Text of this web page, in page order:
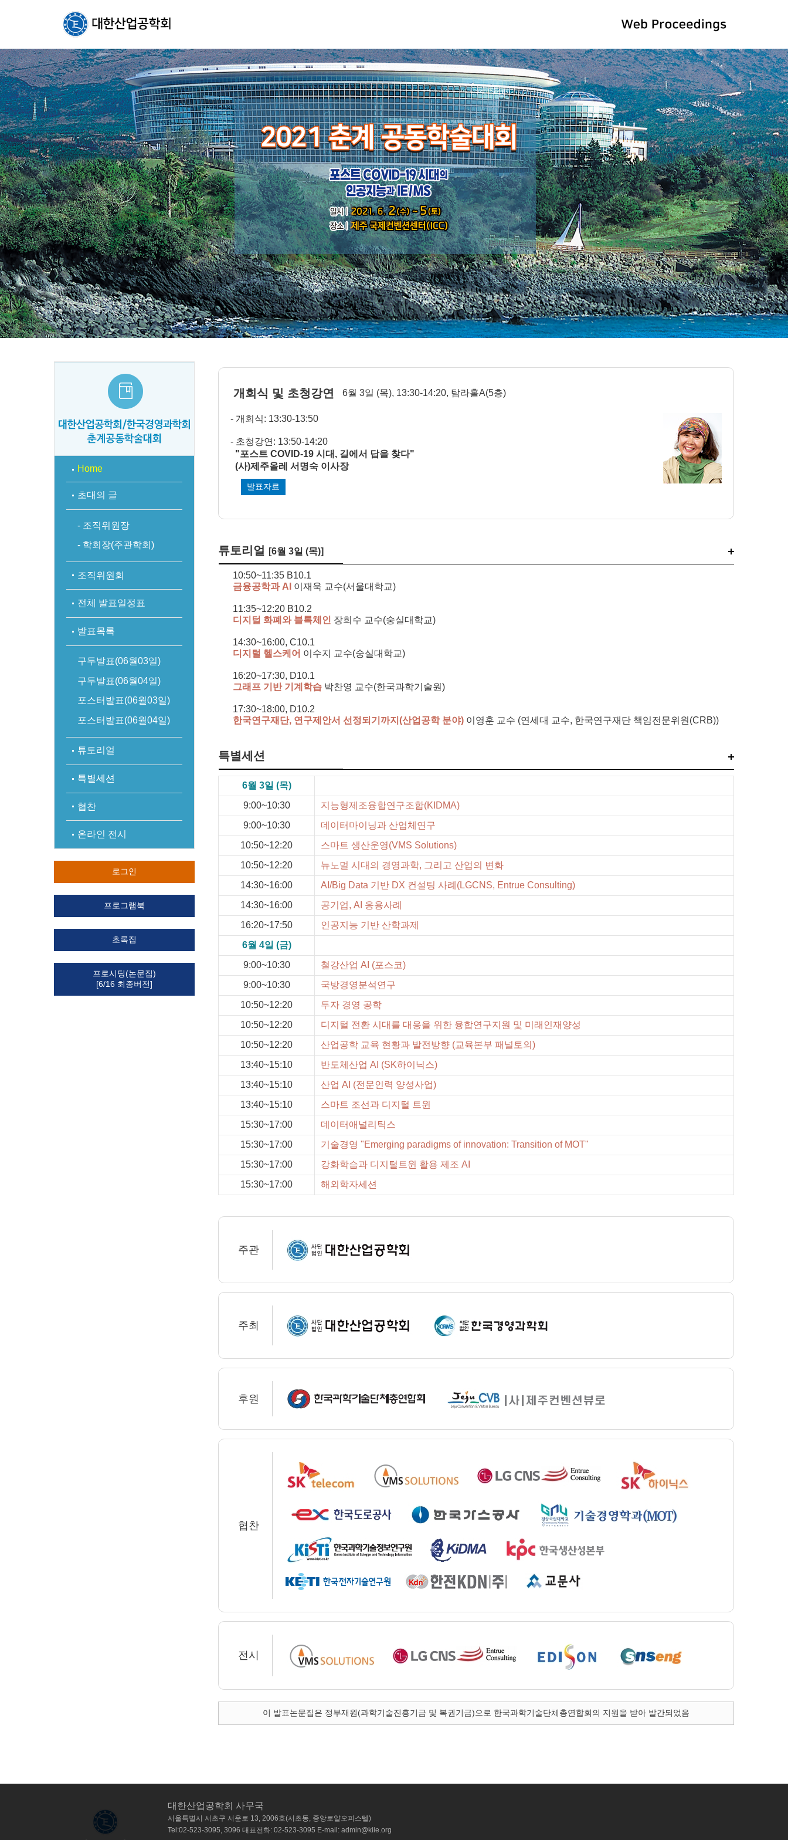
Home
초대의 글
- 조직위원장
- 학회장(주관학회)
조직위원회
전체 발표일정표
발표목록
구두발표(06월03일)
구두발표(06월04일)
포스터발표(06월03일)
포스터발표(06월04일)
튜토리얼
특별세션
협찬
온라인 전시
로그인
프로그램북
초록집
프로시딩(논문집)
[6/16 최종버전]
개회식 및 초청강연 6월 3일 (목), 13:30-14:20, 탐라홀A(5층)
- 개회식: 13:30-13:50
- 초청강연: 13:50-14:20
"포스트 COVID-19 시대, 길에서 답을 찾다"
(사)제주올레 서명숙 이사장
발표자료
튜토리얼 [6월 3일 (목)]
10:50~11:35 B10.1
금융공학과 AI 이재욱 교수(서울대학교)
11:35~12:20 B10.2
디지털 화폐와 블록체인 장희수 교수(숭실대학교)
14:30~16:00, C10.1
디지털 헬스케어 이수지 교수(숭실대학교)
16:20~17:30, D10.1
그래프 기반 기계학습 박찬영 교수(한국과학기술원)
17:30~18:00, D10.2
한국연구재단, 연구제안서 선정되기까지(산업공학 분야) 이영훈 교수 (연세대 교수, 한국연구재단 책임전문위원(CRB))
특별세션
6월 3일 (목)
9:00~10:30
지능형제조융합연구조합(KIDMA)
9:00~10:30
데이터마이닝과 산업체연구
10:50~12:20
스마트 생산운영(VMS Solutions)
10:50~12:20
뉴노멀 시대의 경영과학, 그리고 산업의 변화
14:30~16:00
AI/Big Data 기반 DX 컨설팅 사례(LGCNS, Entrue Consulting)
14:30~16:00
공기업, AI 응용사례
16:20~17:50
인공지능 기반 산학과제
6월 4일 (금)
9:00~10:30
철강산업 AI (포스코)
9:00~10:30
국방경영분석연구
10:50~12:20
투자 경영 공학
10:50~12:20
디지털 전환 시대를 대응을 위한 융합연구지원 및 미래인재양성
10:50~12:20
산업공학 교육 현황과 발전방향 (교육본부 패널토의)
13:40~15:10
반도체산업 AI (SK하이닉스)
13:40~15:10
산업 AI (전문인력 양성사업)
13:40~15:10
스마트 조선과 디지털 트윈
15:30~17:00
데이터애널리틱스
15:30~17:00
기술경영 "Emerging paradigms of innovation: Transition of MOT"
15:30~17:00
강화학습과 디지털트윈 활용 제조 AI
15:30~17:00
해외학자세션
주관
주최
후원
협찬
전시
이 발표논문집은 정부재원(과학기술진흥기금 및 복권기금)으로 한국과학기술단체총연합회의 지원을 받아 발간되었음
대한산업공학회 사무국
서울특별시 서초구 서운로 13, 2006호(서초동, 중앙로얄오피스텔)
Tel:02-523-3095, 3096 대표전화: 02-523-3095 E-mail: admin@kiie.org